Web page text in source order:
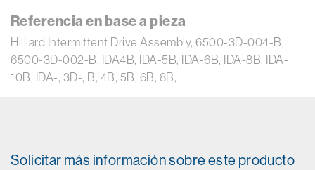
Referencia en base a pieza
Hilliard Intermittent Drive Assembly, 6500-3D-004-B,
6500-3D-002-B, IDA4B, IDA-5B, IDA-6B, IDA-8B, IDA-
10B, IDA-, 3D-, B, 4B, 5B, 6B, 8B,
Solicitar más información sobre este producto